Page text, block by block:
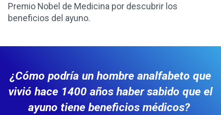
Premio Nobel de Medicina por descubrir los
beneficios del ayuno.
¿Cómo podría un hombre analfabeto que
vivió hace 1400 años haber sabido que el
ayuno tiene beneficios médicos?